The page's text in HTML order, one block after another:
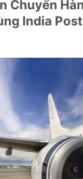
Chuyển
India